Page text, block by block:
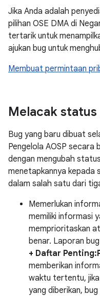
Jika Anda adalah
pilihan OSE DMA di
tertarik untuk
ajukan bug untuk
Membuat permintaan
Melacak
Bug yang baru dibuat
Pengelola AOSP secara
dengan mengubah
menetapkannya kepada
dalam salah satu dari
Memerlukan
memiliki informasi
memprioritaskan
benar. Laporan
+ Daftar
memberikan
waktu tertentu,
yang diberikan,